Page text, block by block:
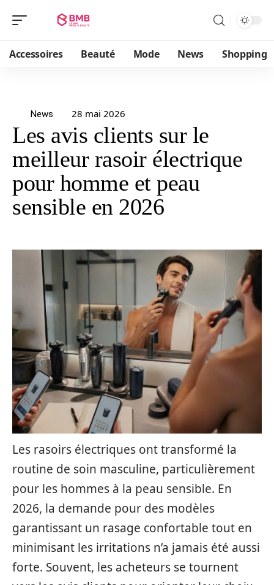
Accessoires Beauté Mode News Shopping
News 28 mai 2026
Les avis clients sur le
meilleur rasoir électrique
pour homme et peau
sensible en 2026
Les rasoirs électriques ont transformé la
routine de soin masculine, particulièrement
pour les hommes à la peau sensible. En
2026, la demande pour des modèles
garantissant un rasage confortable tout en
minimisant les irritations n’a jamais été aussi
forte. Souvent, les acheteurs se tournent